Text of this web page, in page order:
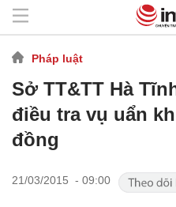
Pháp luật
Sở TT&TT Hà
điều tra vụ uẩn
đồng
21/03/2015 - 09:00